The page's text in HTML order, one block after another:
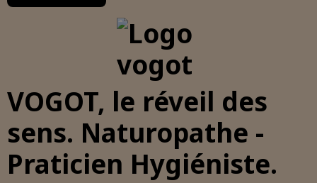
VOGOT, le réveil des
sens. Naturopathe -
Praticien Hygiéniste.